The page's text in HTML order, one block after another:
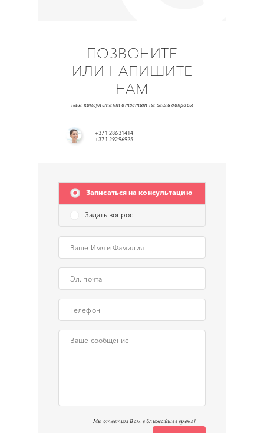
ПОЗВОНИТЕ
ИЛИ НАПИШИТЕ
НАМ
наш консультант ответит на ваши вопросы
+371 28631414
+371 29296925
Записаться на консультацию
Задать вопрос
Мы ответим Вам в ближайшее время!